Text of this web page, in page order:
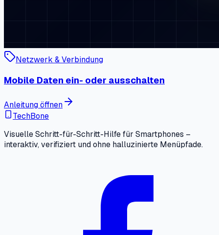
Netzwerk & Verbindung
Mobile Daten ein- oder ausschalten
Anleitung öffnen
TechBone
Visuelle Schritt-für-Schritt-Hilfe für Smartphones –
interaktiv, verifiziert und ohne halluzinierte Menüpfade.